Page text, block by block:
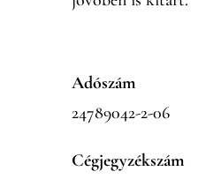
Adószám
24789042-2-06
Cégjegyzékszám